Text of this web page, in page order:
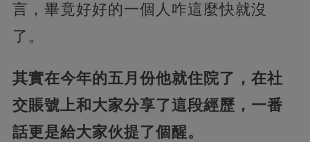
言，畢竟好好的一個人咋這麼快就沒
了。
其實在今年的五月份他就住院了，在社
交賬號上和大家分享了這段經歷，一番
話更是給大家伙提了個醒。